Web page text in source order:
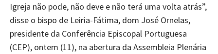
Igreja não pode, não deve e não terá uma volta atrás”,
disse o bispo de Leiria-Fátima, dom José Ornelas,
presidente da Conferência Episcopal Portuguesa
(CEP), ontem (11), na abertura da Assembleia Plenária